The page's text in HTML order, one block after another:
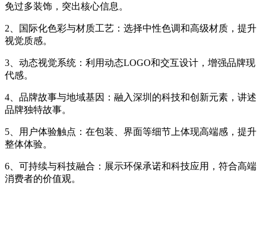
免过多装饰，突出核心信息。
2、国际化色彩与材质工艺：选择中性色调和高级材质，提升
视觉质感。
3、 动态视觉系统：利用动态LOGO和交互设计，增强品牌现
代感。
4、 品牌故事与地域基因：融入深圳的科技和创新元素，讲述
品牌独特故事。
5、
用户体验触点：在包装、界面等细节上体现高端感，提升
整体体验。
6、 可持续与科技融合：展示环保承诺和科技应用，符合高端
消费者的价值观。